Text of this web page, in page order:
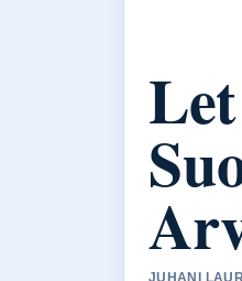
JUHANI